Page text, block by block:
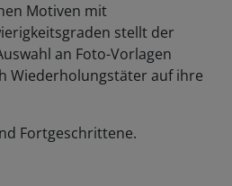
Motiven mit
stellt der
an Foto-Vorlagen
Wiederholungstäter auf ihre
Fortgeschrittene.